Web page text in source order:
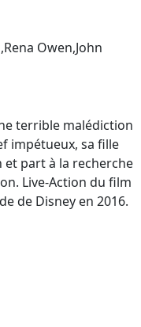
Owen,John
terrible malédiction
impétueux, sa fille
et part à la recherche
Live-Action du film
de Disney en 2016.